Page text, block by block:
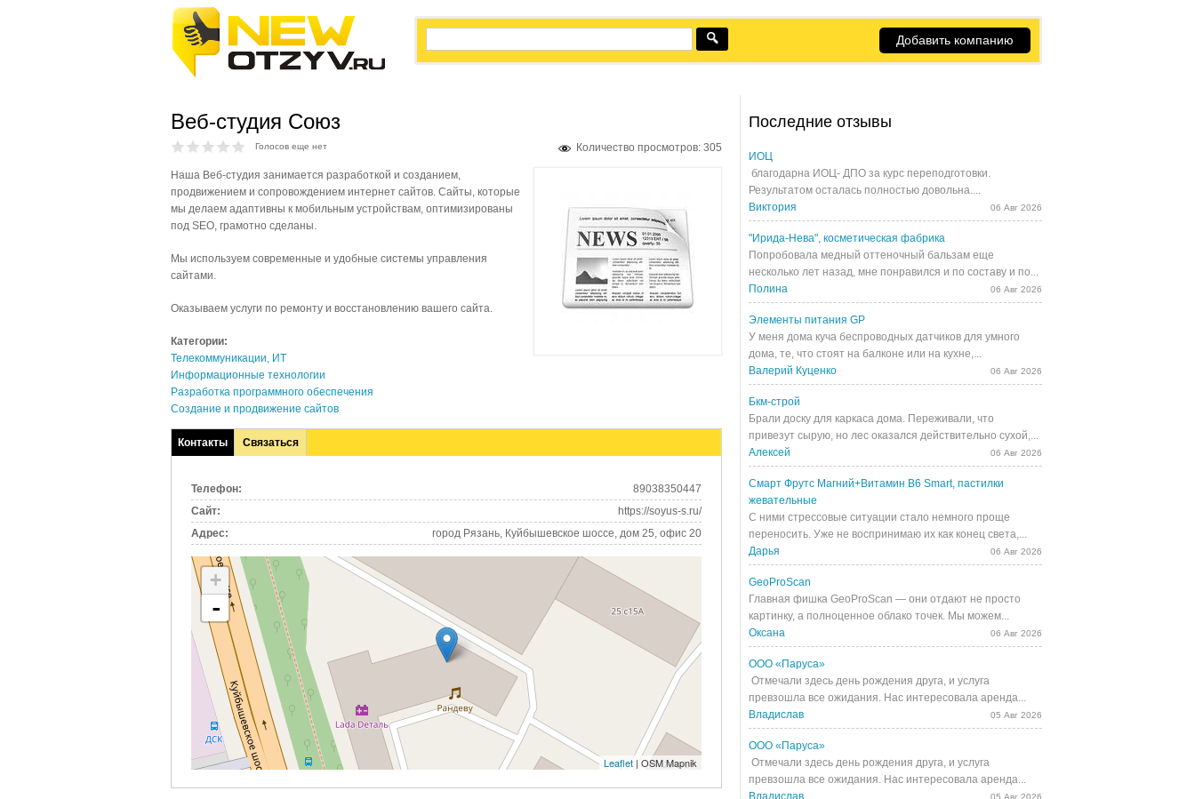
Добавить компанию
Веб-студия Союз
Количество просмотров: 305
Голосов еще нет
Наша Веб-студия занимается разработкой и созданием,
продвижением и сопровождением интернет сайтов. Сайты, которые
мы делаем адаптивны к мобильным устройствам, оптимизированы
под SEO, грамотно сделаны.
Мы используем современные и удобные системы управления
сайтами.
Оказываем услуги по ремонту и восстановлению вашего сайта.
Категории:
Телекоммуникации, ИТ
Информационные технологии
Разработка программного обеспечения
Создание и продвижение сайтов
Контакты
(активная
Связаться
Телефон:
89038350447
Сайт:
https://soyus-s.ru/
Адрес:
город Рязань, Куйбышевское шоссе, дом 25, офис 20
+
-
Leaflet | OSM Mapnik
Последние отзывы
ИОЦ
благодарна ИОЦ- ДПО за курс переподготовки.
Результатом осталась полностью довольна....
Виктория
06 Авг 2026
"Ирида-Нева", косметическая фабрика
Попробовала медный оттеночный бальзам еще
несколько лет назад, мне понравился и по составу и по...
Полина
06 Авг 2026
Элементы питания GP
У меня дома куча беспроводных датчиков для умного
дома, те, что стоят на балконе или на кухне,...
Валерий Куценко
06 Авг 2026
Бкм-строй
Брали доску для каркаса дома. Переживали, что
привезут сырую, но лес оказался действительно сухой,...
Алексей
06 Авг 2026
Смарт Фрутс Магний+Витамин В6 Smart, пастилки
жевательные
С ними стрессовые ситуации стало немного проще
переносить. Уже не воспринимаю их как конец света,...
Дарья
06 Авг 2026
GeoProScan
Главная фишка GeoProScan — они отдают не просто
картинку, а полноценное облако точек. Мы можем...
Оксана
06 Авг 2026
ООО «Паруса»
Отмечали здесь день рождения друга, и услуга
превзошла все ожидания. Нас интересовала аренда...
Владислав
05 Авг 2026
ООО «Паруса»
Отмечали здесь день рождения друга, и услуга
превзошла все ожидания. Нас интересовала аренда...